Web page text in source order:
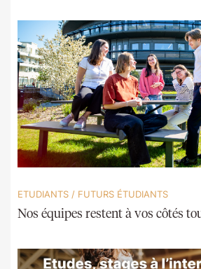
ETUDIANTS / FUTURS ÉTUDIANTS
Nos équipes restent à vos côtés